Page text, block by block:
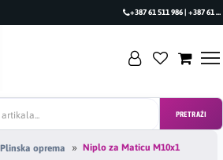
+387 61 511 986 | +387 61 493 470
PRETRAŽI
Plinska oprema Niplo za Maticu M10x1